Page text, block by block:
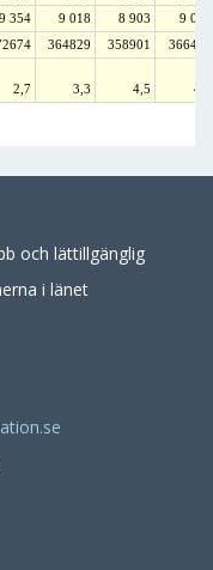
9 354 9 018 8 903
9 013
364829 358901
366496
2,7 3,3 4,5 4,5
och lättillgänglig
i länet